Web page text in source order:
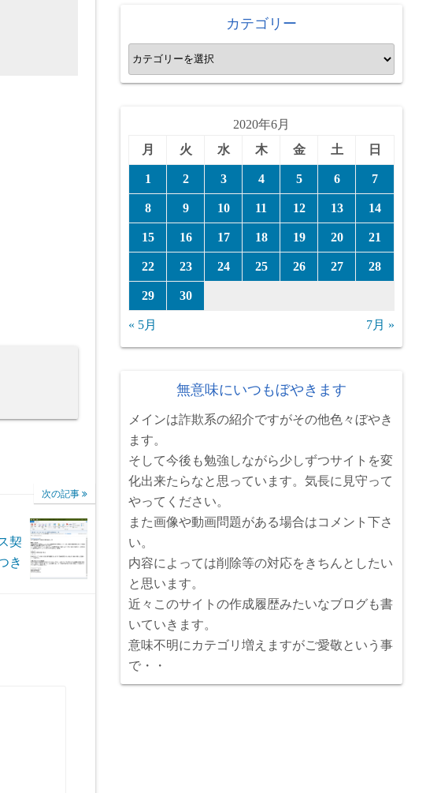
次の記事
契
き
カテゴリー
カ
テ
2020年6月
月
火 水 木 金 土 日
1 2 3 4 5 6 7
8 9 10 11 12 13 14
15 16 17 18 19 20 21
22 23 24 25 26 27 28
29 30
« 5月 7月 »
無意味にいつもぼやきます
メインは詐欺系の紹介ですがその他色々ぼやき
ます。
そして今後も勉強しながら少しずつサイトを変
化出来たらなと思っています。気長に見守って
やってください。
また画像や動画問題がある場合はコメント下さ
い。
内容によっては削除等の対応をきちんとしたい
と思います。
近々このサイトの作成履歴みたいなブログも書
いていきます。
意味不明にカテゴリ増えますがご愛敬という事
で・・